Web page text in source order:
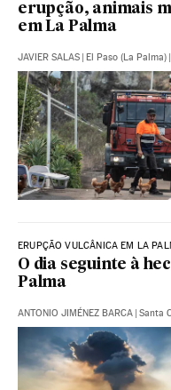
erupção, animais
em La Palma
JAVIER SALAS | El Paso (La Palma) |
ERUPÇÃO VULCÂNICA EM LA
O dia seguinte à
Palma
ANTONIO JIMÉNEZ BARCA | Santa